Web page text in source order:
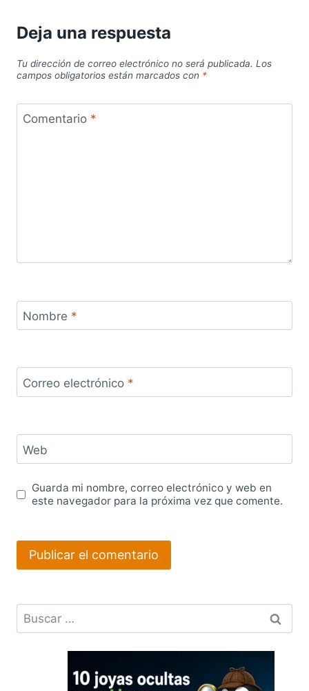
Deja una respuesta
Tu dirección de correo electrónico no será publicada. Los
campos obligatorios están marcados con *
Comentario *
Nombre *
Correo electrónico *
Web
Guarda mi nombre, correo electrónico y web en
este navegador para la próxima vez que comente.
Buscar: